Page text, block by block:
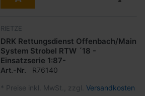
RIETZE
DRK Rettungsdienst Offenbach/Main
System Strobel RTW ´18 -
Einsatzserie 1:87-
Art.-Nr. R76140
* Preise inkl. MwSt., zzgl. Versandkosten